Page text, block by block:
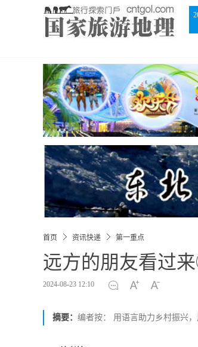
首页 资讯快递 第一重点
远方的朋友看过
2024-08-23 12:10
摘要： 编者按： 用语言助力乡村振兴，